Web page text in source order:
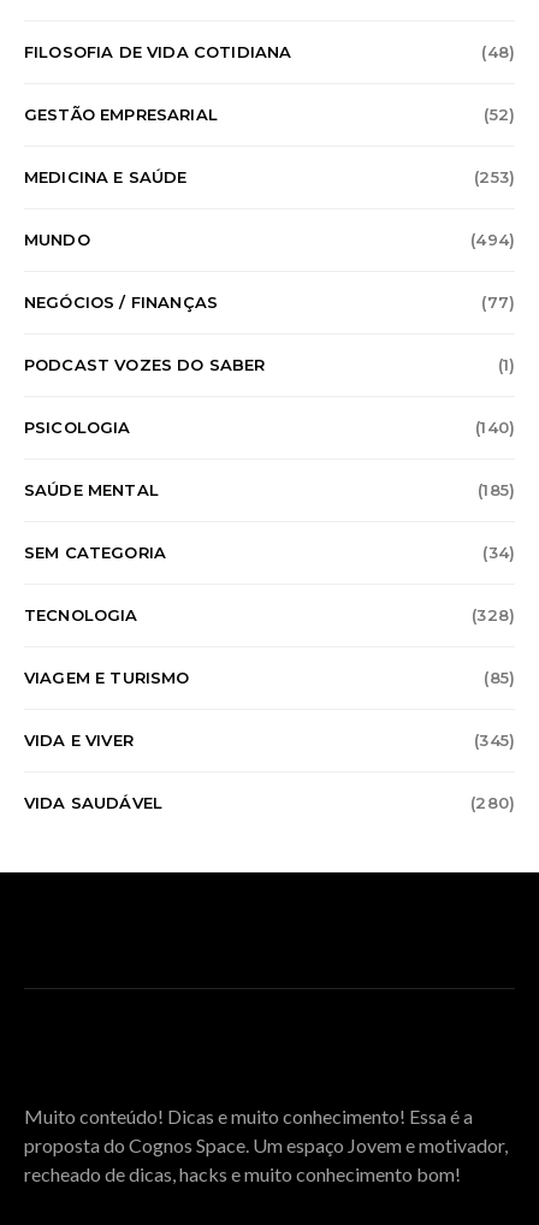
FILOSOFIA DE VIDA COTIDIANA (48)
GESTÃO EMPRESARIAL (52)
MEDICINA E SAÚDE (253)
MUNDO (494)
NEGÓCIOS / FINANÇAS (77)
PODCAST VOZES DO SABER (1)
PSICOLOGIA (140)
SAÚDE MENTAL (185)
SEM CATEGORIA (34)
TECNOLOGIA (328)
VIAGEM E TURISMO (85)
VIDA E VIVER (345)
VIDA SAUDÁVEL (280)
Muito conteúdo! Dicas e muito conhecimento! Essa é a
proposta do Cognos Space. Um espaço Jovem e motivador,
recheado de dicas, hacks e muito conhecimento bom!